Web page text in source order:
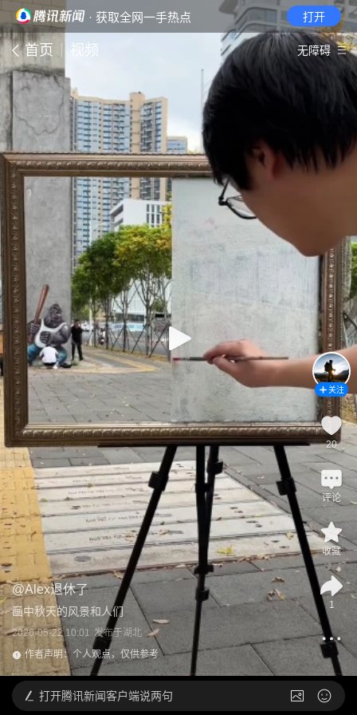
· 获取全网一手热点 打开
首页 视频 无障碍
@Alex退休了
画中秋天的风景和人们
2026-05-22 10:01 发布于湖北
作者声明：个人观点，仅供参考
关注
20
评论
收藏
1
打开腾讯新闻客户端说两句